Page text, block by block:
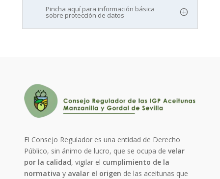
Pincha aquí para información básica
sobre protección de datos
El Consejo Regulador es una entidad de Derecho
Público, sin ánimo de lucro, que se ocupa develar
por la calidad, vigilar el cumplimiento de la
normativa y avalar el origen de las aceitunas que